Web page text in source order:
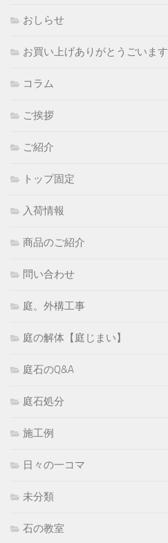
おしらせ
お買い上げありがとうごいます
コラム
ご挨拶
ご紹介
トップ固定
入荷情報
商品のご紹介
問い合わせ
庭。外構工事
庭の解体【庭じまい】
庭石のQ&A
庭石処分
施工例
日々の一コマ
未分類
石の教室